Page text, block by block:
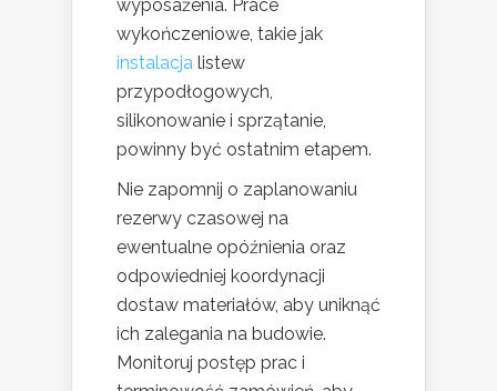
wyposażenia. Prace
wykończeniowe, takie jak
instalacja listew
przypodłogowych,
silikonowanie i sprzątanie,
powinny być ostatnim etapem.
Nie zapomnij o zaplanowaniu
rezerwy czasowej na
ewentualne opóźnienia oraz
odpowiedniej koordynacji
dostaw materiałów, aby uniknąć
ich zalegania na budowie.
Monitoruj postęp prac i